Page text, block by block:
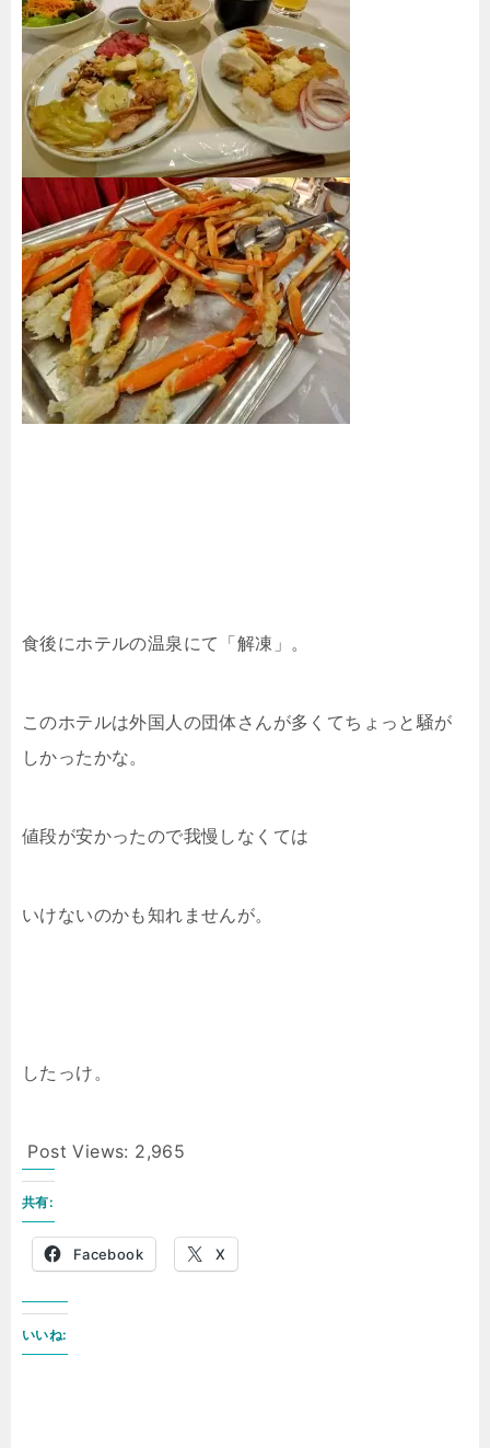
食後にホテルの温泉にて「解凍」。
このホテルは外国人の団体さんが多くてちょっと騒が
しかったかな。
値段が安かったので我慢しなくては
いけないのかも知れませんが。
したっけ。
Post Views: 2,965
共有:
Facebook X
いいね: